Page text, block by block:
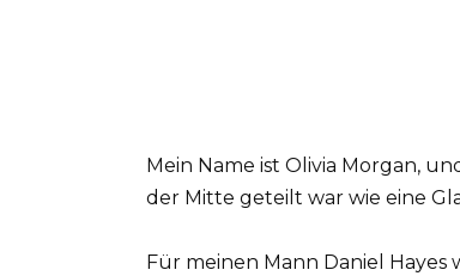
Mein Name ist Olivia Morgan,
der Mitte geteilt war wie eine
Für meinen Mann Daniel Hayes